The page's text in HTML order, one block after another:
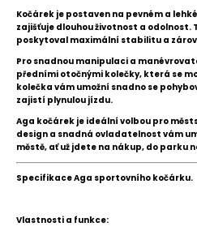
Kočárek je postaven na pevném a
zajišťuje dlouhou životnost a odolnost.
poskytoval maximální stabilitu a
Pro snadnou manipulaci a
předními otočnými kolečky, která se
kolečka vám umožní snadno se
zajistí plynulou jízdu.
Aga kočárek je ideální volbou pro
design a snadná ovladatelnost vám
městě, ať už jdete na nákup, do parku
Specifikace Aga sportovního kočárku.
Vlastnosti a funkce: